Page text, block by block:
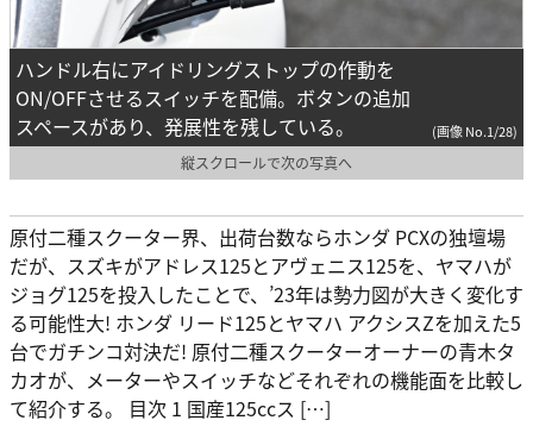
ハンドル右にアイドリングストップの作動を
ON/OFFさせるスイッチを配備。ボタンの追加
スペースがあり、発展性を残している。
(画像 No.1/28)
縦スクロールで次の写真へ
原付二種スクーター界、出荷台数ならホンダ PCXの独壇場
だが、スズキがアドレス125とアヴェニス125を、ヤマハが
ジョグ125を投入したことで、’23年は勢力図が大きく変化す
る可能性大! ホンダ リード125とヤマハ アクシスZを加えた5
台でガチンコ対決だ! 原付二種スクーターオーナーの青木タ
カオが、メーターやスイッチなどそれぞれの機能面を比較し
て紹介する。 目次 1 国産125ccス […]